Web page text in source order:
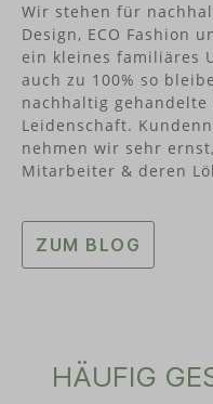
Wir stehen für
Design, ECO Fashion
ein kleines familiäres
auch zu 100% so
nachhaltig
Leidenschaft.
nehmen wir sehr
Mitarbeiter & deren
ZUM BLOG
HÄUFIG